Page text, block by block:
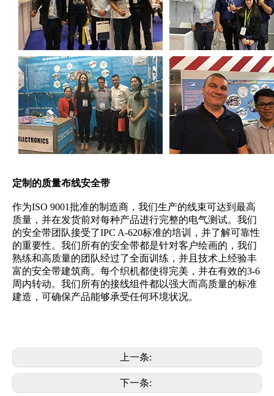
定制的质量布线安全带
作为ISO 9001批准的制造商，我们生产的线束可达到最高
质量，并在发货前对每种产品进行完整的电气测试。我们
的安全带团队接受了IPC A-620标准的培训，并了解可靠性
的重要性。我们所有的安全带都是针对客户绘画的，我们
熟练和高质量的团队经过了全面训练，并且技术上经验丰
富的安全带建筑商。每个织机都使得完美，并在有效的3-6
周内转动。我们所有的接线组件都以强大而高质量的标准
建造，可确保产品能够承受任何环境状况。
上一条:
下一条: